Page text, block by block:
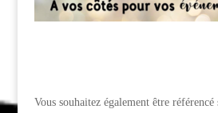
Vous souhaitez également être